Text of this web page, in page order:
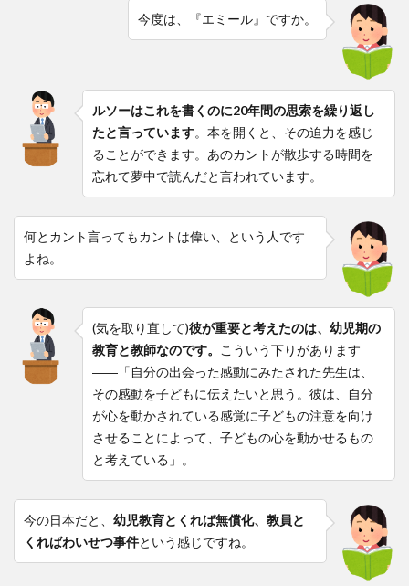
今度は、『エミール』ですか。
ルソーはこれを書くのに20年間の思索を繰り返し
たと言っています。本を開くと、その迫力を感じ
ることができます。あのカントが散歩する時間を
忘れて夢中で読んだと言われています。
何とカント言ってもカントは偉い、という人です
よね。
(気を取り直して)彼が重要と考えたのは、幼児期の
教育と教師なのです。
こういう下りがあります
――「自分の出会った感動にみたされた先生は、
その感動を子どもに伝えたいと思う。彼は、自分
が心を動かされている感覚に子どもの注意を向け
させることによって、子どもの心を動かせるもの
と考えている」。
今の日本だと、 幼児教育とくれば無償化、教員と
くればわいせつ事件という感じですね。